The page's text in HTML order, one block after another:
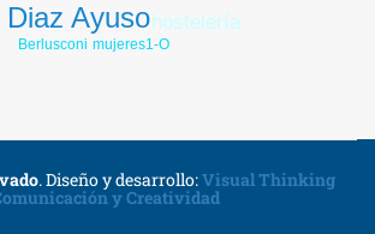
Diaz Ayuso hostelería
Berlusconi mujeres1-O
.Diseño y desarrollo:Visual Thinking
y Creatividad